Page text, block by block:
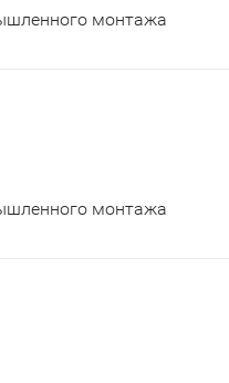
монтажа
монтажа